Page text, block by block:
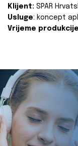
Klijent: SPAR
Usluge: koncept
Vrijeme produkcije